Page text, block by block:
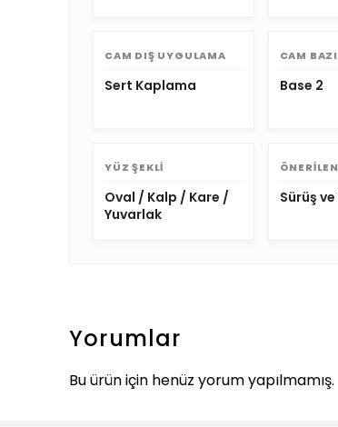
CAM DIŞ UYGULAMA
Sert Kaplama
CAM BAZI
Base 2
YÜZ ŞEKLI
Oval / Kalp / Kare /
Yuvarlak
Sürüş ve
Yorumlar
Bu ürün için henüz yorum yapılmamış.